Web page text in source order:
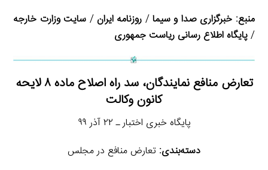
منبع: خبرگزاری صدا و سیما/ روزنامه ایران/ سایت وزارت خارجه
/پایگاه اطلاع رسانی ریاست جمهوری
تعارض منافع نمایندگان، سد راه اصلاح ماده ۸ لایحه
کانون وکالت
پایگاه خبری اختبار ـ ۲۲ آذر ۹۹
دسته‌بندی: تعارض منافع در مجلس